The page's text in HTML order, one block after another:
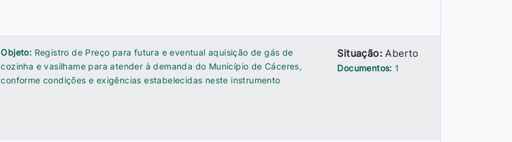
Objeto: Registro de Preço para futura e eventual aquisição de gás de
cozinha e vasilhame para atender à demanda do Município de Cáceres,
conforme condições e exigências estabelecidas neste instrumento
Situação:Aberto
Documentos: 1